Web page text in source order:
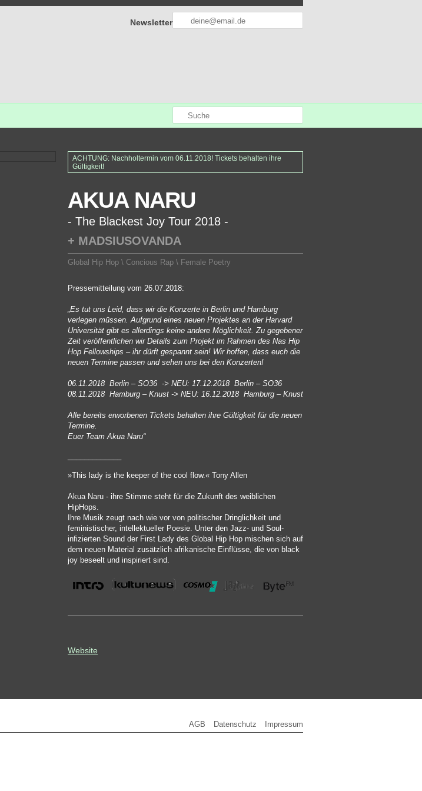
Newsletter
ACHTUNG: Nachholtermin vom 06.11.2018! Tickets behalten ihre
Gültigkeit!
AKUA NARU
- The Blackest Joy Tour 2018 -
+ MADSIUSOVANDA
Global Hip Hop \ Concious Rap \ Female Poetry
Pressemitteilung vom 26.07.2018:
„Es tut uns Leid, dass wir die Konzerte in Berlin und Hamburg
verlegen müssen. Aufgrund eines neuen Projektes an der Harvard
Universität gibt es allerdings keine andere Möglichkeit. Zu gegebener
Zeit veröffentlichen wir Details zum Projekt im Rahmen des Nas Hip
Hop Fellowships – ihr dürft gespannt sein! Wir hoffen, dass euch die
neuen Termine passen und sehen uns bei den Konzerten!
06.11.2018 Berlin – SO36 -> NEU: 17.12.2018 Berlin – SO36
08.11.2018 Hamburg – Knust -> NEU: 16.12.2018 Hamburg – Knust
Alle bereits erworbenen Tickets behalten ihre Gültigkeit für die neuen
Termine.
Euer Team Akua Naru“
»This lady is the keeper of the cool flow.« Tony Allen
Akua Naru - ihre Stimme steht für die Zukunft des weiblichen
HipHops.
Ihre Musik zeugt nach wie vor von politischer Dringlichkeit und
feministischer, intellektueller Poesie. Unter den Jazz- und Soul-
infizierten Sound der First Lady des Global Hip Hop mischen sich auf
dem neuen Material zusätzlich afrikanische Einflüsse, die von black
joy beseelt und inspiriert sind.
Website
AGB Datenschutz Impressum